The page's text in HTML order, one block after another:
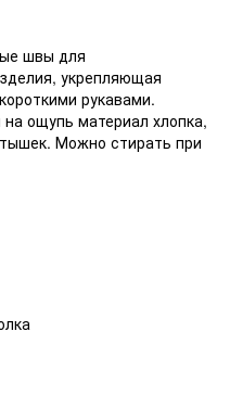
швы для
укрепляющая
рукавами.
ощупь материал хлопка,
Можно стирать при